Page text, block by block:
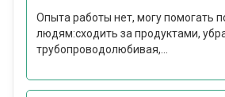
Опыта работы нет, могу помогать
людям:сходить за продуктами,
трубопроводолюбивая,...